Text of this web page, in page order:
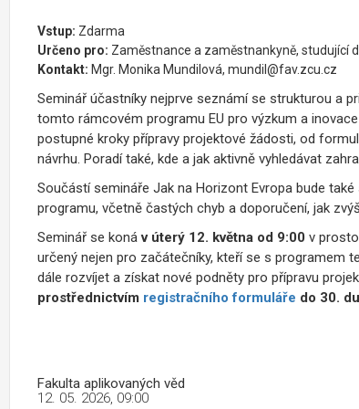
Vstup: Zdarma
Určeno pro: Zaměstnance a zaměstnankyně, studující
Kontakt: Mgr. Monika Mundilová, mundil@fav.zcu.cz
Seminář účastníky nejprve seznámí se strukturou a
tomto rámcovém programu EU pro výzkum a
postupné kroky přípravy projektové žádosti, od
návrhu. Poradí také, kde a jak aktivně vyhledávat
Součástí semináře Jak na Horizont Evropa bude
programu, včetně častých chyb a doporučení, jak
Seminář se konáv úterý 12. května od 9:00 v
určený nejen pro začátečníky, kteří se s programem
dále rozvíjet a získat nové podněty pro přípravu
prostřednictvím registračního formuláře do 30.
Fakulta aplikovaných věd
12. 05. 2026, 09:00